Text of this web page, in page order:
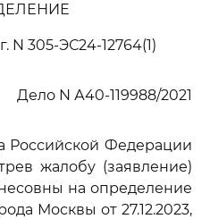
N 305-ЭС24-12764(1)
Дело N А40-119988/2021
Российской Федерации
жалобу (заявление)
на определение
Москвы от 27.12.2023,